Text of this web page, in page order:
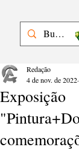
Exposição
Redação
4 de nov. de 2022